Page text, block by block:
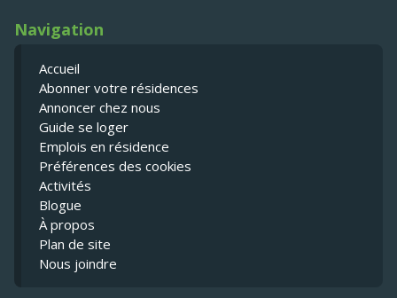
Navigation
Accueil
Abonner votre résidences
Annoncer chez nous
Guide se loger
Emplois en résidence
Préférences des cookies
Activités
Blogue
À propos
Plan de site
Nous joindre